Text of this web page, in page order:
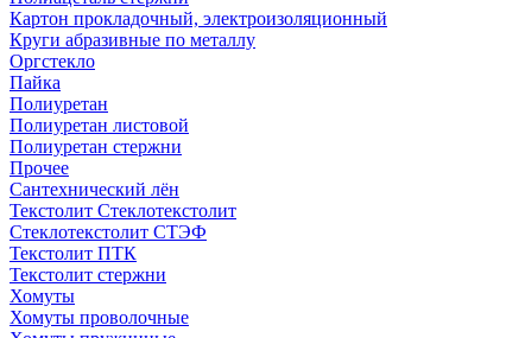
Картон прокладочный, электроизоляционный
Круги абразивные по металлу
Оргстекло
Пайка
Полиуретан
Полиуретан листовой
Полиуретан стержни
Прочее
Сантехнический лён
Текстолит Стеклотекстолит
Стеклотекстолит СТЭФ
Текстолит ПТК
Текстолит стержни
Хомуты
Хомуты проволочные